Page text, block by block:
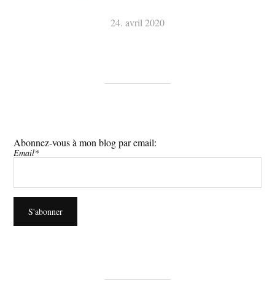
24. avril 2020
Abonnez-vous à mon blog par email:
Email*